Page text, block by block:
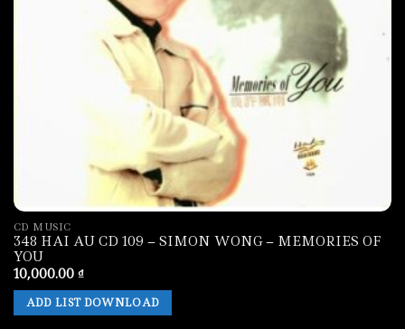
CD MUSIC
348 HAI AU CD 109 – SIMON WONG – MEMORIES OF
YOU
10,000.00 ₫
ADD LIST DOWNLOAD